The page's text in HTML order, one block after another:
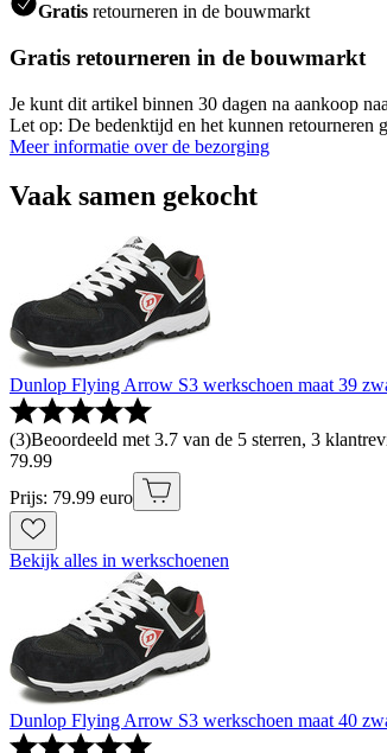
Gratis retourneren in de bouwmarkt
Gratis retourneren in de bouwmarkt
Je kunt dit artikel binnen 30 dagen na aankoop
Let op: De bedenktijd en het kunnen retourneren
Meer informatie over de bezorging
Vaak samen gekocht
Dunlop Flying Arrow S3 werkschoen maat 39
(3)Beoordeeld met 3.7 van de 5 sterren, 3
79.99
Prijs: 79.99 euro
Bekijk alles in werkschoenen
Dunlop Flying Arrow S3 werkschoen maat 40